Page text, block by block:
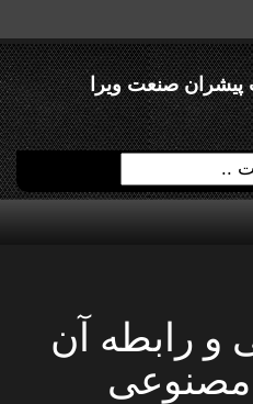
صنعت ویرا
و رابطه آن